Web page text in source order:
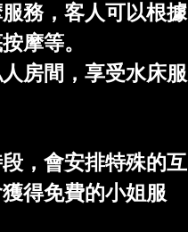
務，客人可以根據
摩等。
房間，享受水床服
，會安排特殊的互
得免費的小姐服